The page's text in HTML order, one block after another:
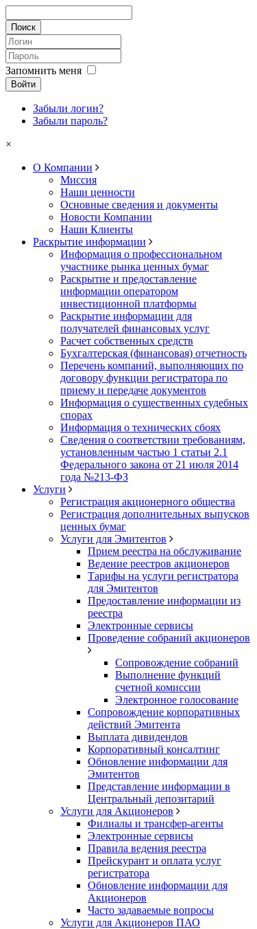
Запомнить меня
Войти
Забыли логин?
Забыли пароль?
×
О Компании
Миссия
Наши ценности
Основные сведения и документы
Новости Компании
Наши Клиенты
Раскрытие информации
Информация о профессиональном
участнике рынка ценных бумаг
Раскрытие и предоставление
информации оператором
инвестиционной платформы
Раскрытие информации для
получателей финансовых услуг
Расчет собственных средств
Бухгалтерская (финансовая) отчетность
Перечень компаний, выполняющих по
договору функции регистратора по
приему и передаче документов
Информация о существенных судебных
спорах
Информация о технических сбоях
Сведения о соответствии требованиям,
установленным частью 1 статьи 2.1
Федерального закона от 21 июля 2014
года №213-ФЗ
Услуги
Регистрация акционерного общества
Регистрация дополнительных выпусков
ценных бумаг
Услуги для Эмитентов
Прием реестра на обслуживание
Ведение реестров акционеров
Тарифы на услуги регистратора
для Эмитентов
Предоставление информации из
реестра
Электронные сервисы
Проведение собраний акционеров
Сопровождение собраний
Выполнение функций
счетной комиссии
Электронное голосование
Сопровождение корпоративных
действий Эмитента
Выплата дивидендов
Корпоративный консалтинг
Обновление информации для
Эмитентов
Представление информации в
Центральный депозитарий
Услуги для Акционеров
Филиалы и трансфер-агенты
Электронные сервисы
Правила ведения реестра
Прейскурант и оплата услуг
регистратора
Обновление информации для
Акционеров
Часто задаваемые вопросы
Услуги для Акционеров ПАО